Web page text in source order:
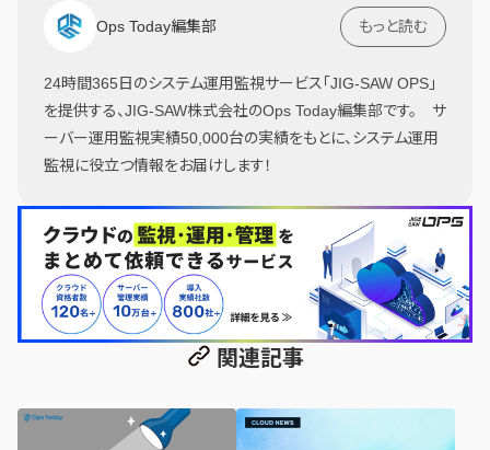
Ops Today編集部 もっと読む
24時間365日のシステム運用監視サービス「JIG-SAW OPS」
を提供する、JIG-SAW株式会社のOps Today編集部です。 サ
ーバー運用監視実績50,000台の実績をもとに、システム運用
監視に役立つ情報をお届けします！
関連記事